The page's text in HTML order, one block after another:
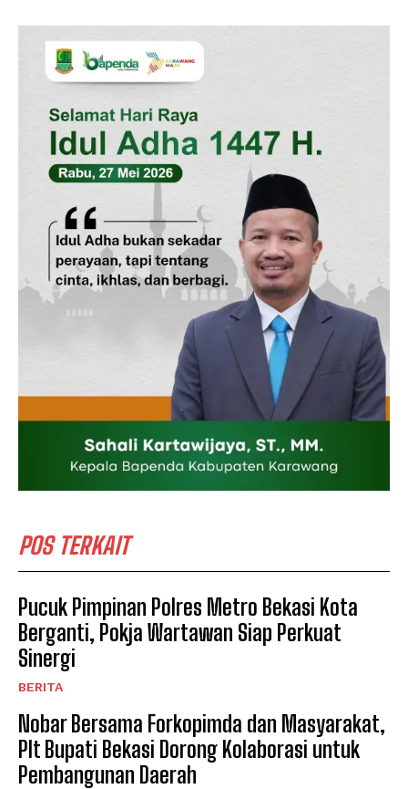
POS TERKAIT
Pucuk Pimpinan Polres Metro Bekasi Kota
Berganti, Pokja Wartawan Siap Perkuat
Sinergi
BERITA
Nobar Bersama Forkopimda dan Masyarakat,
Plt Bupati Bekasi Dorong Kolaborasi untuk
Pembangunan Daerah